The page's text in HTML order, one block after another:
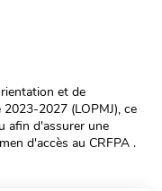
et de
2027 (LOPMJ), ce
afin d'assurer une
d'accès au CRFPA .